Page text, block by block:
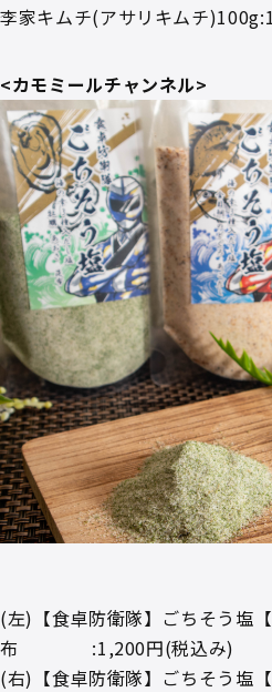
李家キムチ(アサリキムチ
<カモミールチャンネル>
(左)【食卓防衛隊】ごちそう塩
布 :1,200円(税込み)
(右)【食卓防衛隊】ごちそう塩